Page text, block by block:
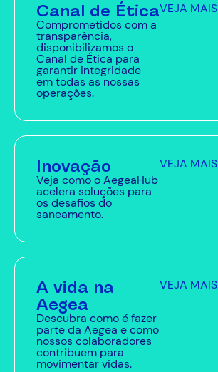
Canal de Ética
Comprometidos com a
transparência,
disponibilizamos o
Canal de Ética para
garantir integridade
em todas as nossas
operações.
VEJA MAIS
Inovação
Veja como o AegeaHub
acelera soluções para
os desafios do
saneamento.
VEJA MAIS
A vida na
Aegea
Descubra como é fazer
parte da Aegea e como
nossos colaboradores
contribuem para
movimentar vidas.
VEJA MAIS